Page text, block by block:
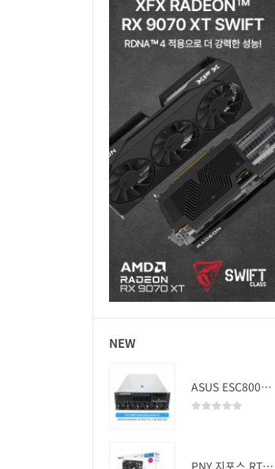
NEW
ASUS ESC8000A-E13 (RTX PRO 5000 Blackwell x2)
PNY 지포스 RTX 5060 OC D7 8GB Dual Fan